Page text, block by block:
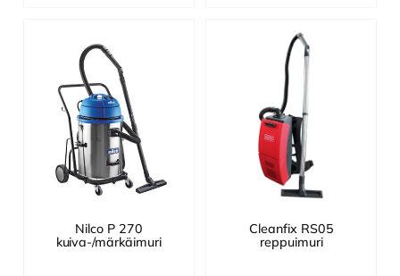
Nilco P 270
kuiva-/märkäimuri
Cleanfix RS05
reppuimuri